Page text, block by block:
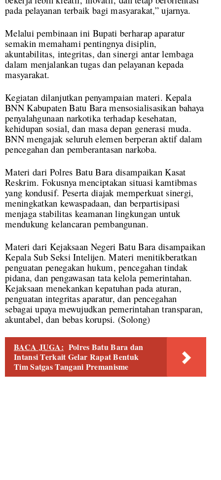
pada pelayanan terbaik bagi masyarakat,” ujarnya.
Melalui pembinaan ini Bupati berharap aparatur
semakin memahami pentingnya disiplin,
akuntabilitas, integritas, dan sinergi antar lembaga
dalam menjalankan tugas dan pelayanan kepada
masyarakat.
Kegiatan dilanjutkan penyampaian materi. Kepala
BNN Kabupaten Batu Bara mensosialisasikan bahaya
penyalahgunaan narkotika terhadap kesehatan,
kehidupan sosial, dan masa depan generasi muda.
BNN mengajak seluruh elemen berperan aktif dalam
pencegahan dan pemberantasan narkoba.
Materi dari Polres Batu Bara disampaikan Kasat
Reskrim. Fokusnya menciptakan situasi kamtibmas
yang kondusif. Peserta diajak memperkuat sinergi,
meningkatkan kewaspadaan, dan berpartisipasi
menjaga stabilitas keamanan lingkungan untuk
mendukung kelancaran pembangunan.
Materi dari Kejaksaan Negeri Batu Bara disampaikan
Kepala Sub Seksi Intelijen. Materi menitikberatkan
penguatan penegakan hukum, pencegahan tindak
pidana, dan pengawasan tata kelola pemerintahan.
Kejaksaan menekankan kepatuhan pada aturan,
penguatan integritas aparatur, dan pencegahan
sebagai upaya mewujudkan pemerintahan transparan,
akuntabel, dan bebas korupsi. (Solong)
BACA JUGA: Polres Batu Bara dan
Intansi Terkait Gelar Rapat Bentuk
Tim Satgas Tangani Premanisme